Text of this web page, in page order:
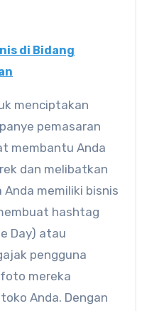
di Bidang
menciptakan
pemasaran
membantu Anda
dan melibatkan
Anda memiliki bisnis
hashtag
Day) atau
pengguna
mereka
Anda. Dengan